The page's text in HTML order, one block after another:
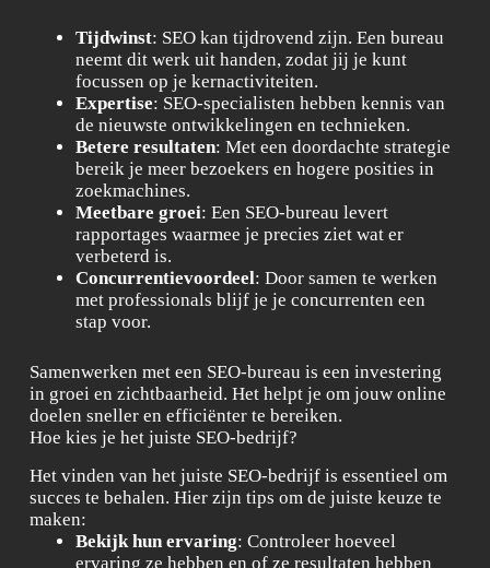
Tijdwinst: SEO kan tijdrovend zijn. Een bureau
neemt dit werk uit handen, zodat jij je kunt
focussen op je kernactiviteiten.
Expertise: SEO-specialisten hebben kennis van
de nieuwste ontwikkelingen en technieken.
Betere resultaten: Met een doordachte strategie
bereik je meer bezoekers en hogere posities in
zoekmachines.
Meetbare groei: Een SEO-bureau levert
rapportages waarmee je precies ziet wat er
verbeterd is.
Concurrentievoordeel: Door samen te werken
met professionals blijf je je concurrenten een
stap voor.
Samenwerken met een SEO-bureau is een investering
in groei en zichtbaarheid. Het helpt je om jouw online
doelen sneller en efficiënter te bereiken.
Hoe kies je het juiste SEO-bedrijf?
Het vinden van het juiste SEO-bedrijf is essentieel om
succes te behalen. Hier zijn tips om de juiste keuze te
maken:
Bekijk hun ervaring: Controleer hoeveel
ervaring ze hebben en of ze resultaten hebben